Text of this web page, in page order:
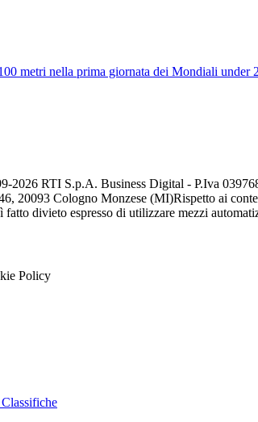
metri nella prima giornata dei Mondiali under
2026 RTI S.p.A. Business Digital - P.Iva
20093 Cologno Monzese (MI)Rispetto ai
divieto espresso di utilizzare mezzi
Policy